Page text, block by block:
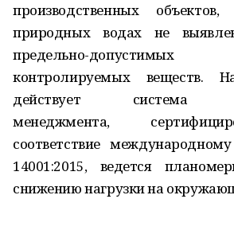
производственных
природных водах не
предельно-допустимых
контролируемых веществ.
действует система
менеджмента,
соответствие
14001:2015, ведется
снижению нагрузки на